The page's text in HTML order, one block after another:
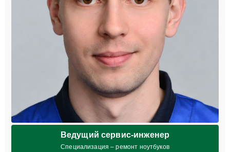
Ведущий сервис-инженер
Специализация – ремонт ноутбуков